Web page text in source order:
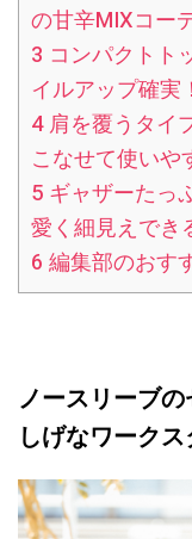
の甘辛MIXコー
3 コンパクトト
イルアップ確実！
4肩を覆うタイ
こなせて使いや
5ギャザーたっ
愛く細見えでき
6 編集部のおす
ノースリーブ
しげなワーク